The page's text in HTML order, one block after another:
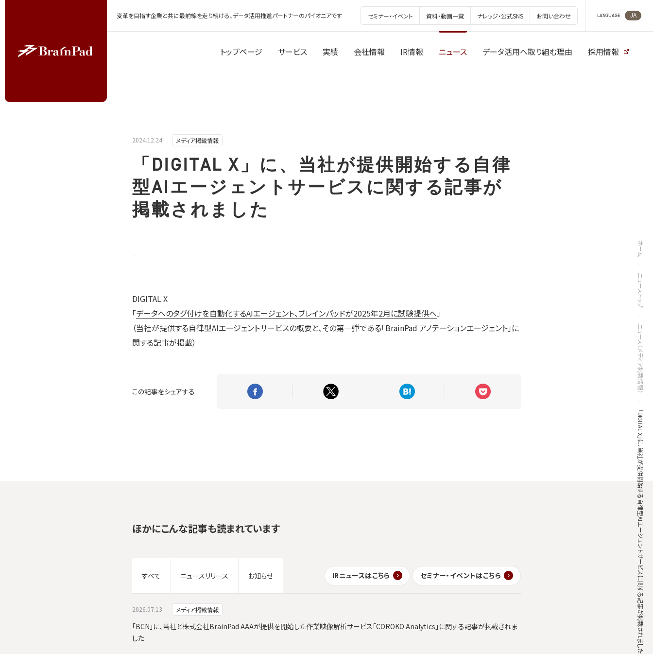
変革を目指す企業と共に最前線を走り続ける、データ活用推進パートナーのパイオニアです セミナー・イベント 資料・動画一覧 ナレッジ・公式SNS お問い合わせ LANGUAGE JA
トップページ サービス 実績 会社情報 IR情報 ニュース データ活用へ取り組む理由 採用情報
2024.12.24 メディア掲載情報
「DIGITAL X」に、当社が提供開始する自律
型AIエージェントサービスに関する記事が
掲載されました
ホーム
ニューストップ
ニュース（メディア掲載情報）
「DIGITAL X」に、当社が提供開始する自律型AIエージェントサービスに関する記事が掲載されました
DIGITAL X
「データへのタグ付けを自動化するAIエージェント、ブレインパッドが2025年2月に試験提供へ 」
（当社が提供する自律型AIエージェントサービスの概要と、その第一弾である「BrainPad アノテーションエージェント」に
関する記事が掲載）
この記事をシェアする
ほかにこんな記事も読まれています
すべて ニュースリリース お知らせ IRニュースはこちら セミナー・イベントはこちら
2026.07.13 メディア掲載情報
「BCN」に、当社と株式会社BrainPad AAAが提供を開始した作業映像解析サービス「COROKO Analytics」に関する記事が掲載されま
した